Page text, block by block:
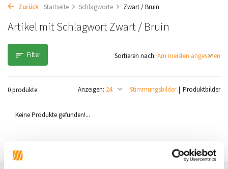
Zurück Startseite Schlagworte Zwart / Bruin
Artikel mit Schlagwort Zwart / Bruin
Filter
0 produkte Stimmungsbilder Produktbilder
Anzeigen:
Sortieren nach:
Keine Produkte gefunden!...